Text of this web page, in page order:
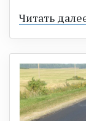
Читать